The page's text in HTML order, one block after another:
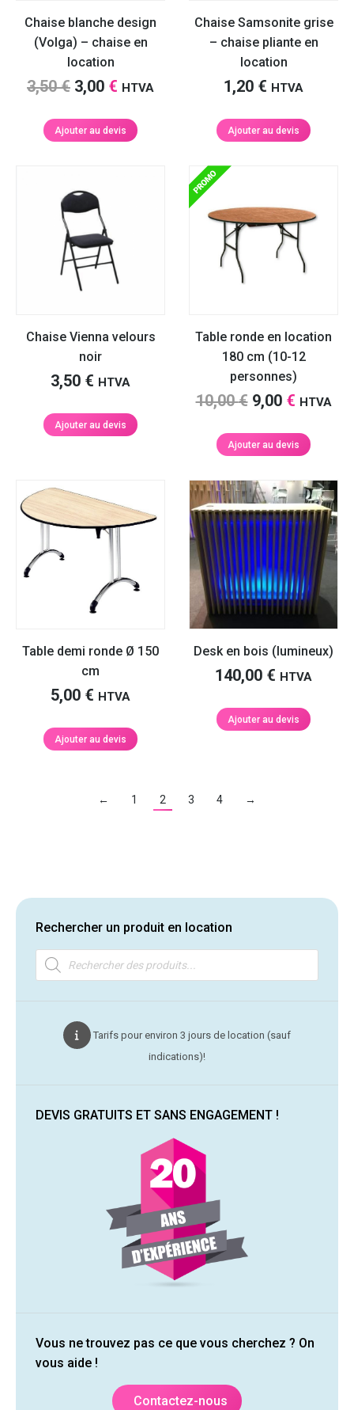
Chaise blanche design
(Volga) – chaise en
location
3,50€ Le
initial
3,00 € Le
actuel
HTVA
Ajouter au devis
Chaise Samsonite grise
– chaise pliante en
location
1,20 € HTVA
Ajouter au devis
Chaise Vienna velours
noir
3,50 € HTVA
Ajouter au devis
Table ronde en location
180 cm (10-12
personnes)
10,00€ Le
initial
10,00 €.
9,00 €Le
actuel
9,00 €.
HTVA
Ajouter au devis
Table demi ronde Ø 150
cm
5,00 € HTVA
Ajouter au devis
Desk en bois (lumineux)
140,00 € HTVA
Ajouter au devis
← 1 2 3 4 →
Rechercher un produit en location
Recherche
de
produits
Tarifs pour environ 3 jours de location (sauf
indications)!
DEVIS GRATUITS ET SANS ENGAGEMENT !
Vous ne trouvez pas ce que vous cherchez ? On
vous aide !
Contactez-nous